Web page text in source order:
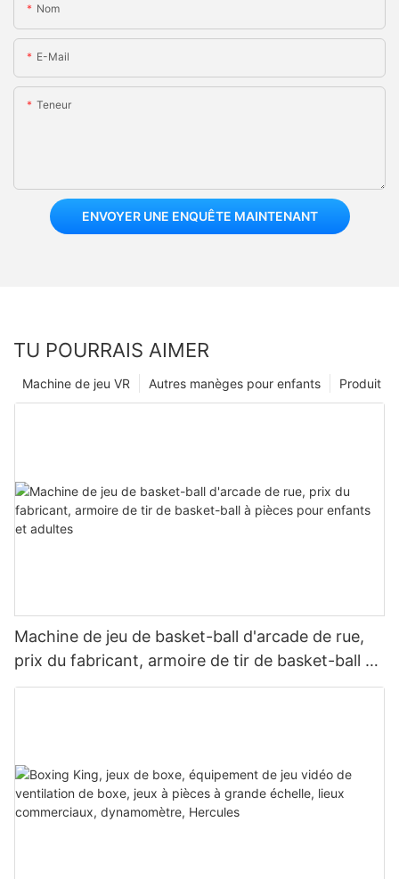
Nom
E-Mail
Teneur
ENVOYER UNE ENQUÊTE MAINTENANT
TU POURRAIS AIMER
Produit
Autres manèges pour enfants
Machine de jeu VR
Machine de jeu de basket-ball d'arcade de rue,
prix du fabricant, armoire de tir de basket-ball à
pièces pour enfants et adultes